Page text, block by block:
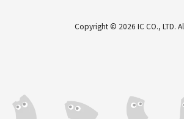
Copyright © 2026 IC CO., LTD.